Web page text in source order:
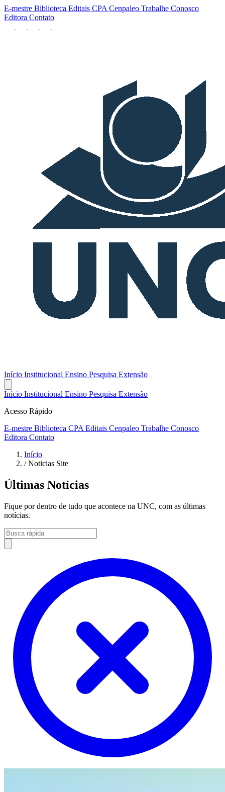
E-mestre Biblioteca Editais CPA Cenpaleo Trabalhe Conosco
Editora Contato
Início Institucional Ensino Pesquisa Extensão
Início Institucional Ensino Pesquisa Extensão
Acesso Rápido
E-mestre Biblioteca CPA Editais Cenpaleo Trabalhe Conosco
Editora Contato
Início
/ Noticias Site
Últimas Notícias
Fique por dentro de tudo que acontece na UNC, com as últimas
notícias.